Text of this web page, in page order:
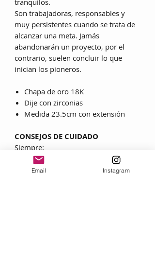
tranquilos.
Son trabajadoras, responsables y
muy persistentes cuando se trata de
alcanzar una meta. Jamás
abandonarán un proyecto, por el
contrario, suelen concluir lo que
inician los pioneros.
Chapa de oro 18K
Dije con zirconias
Medida 23.5cm con extensión
CONSEJOS DE CUIDADO
Siempre:
• Utilice lociones, cosméticos, laca y
perfume ANTES de ponerse una joya.
Email Instagram